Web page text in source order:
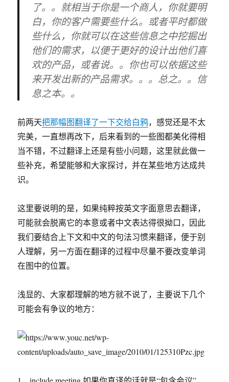
描
述
了。。就相当于你是一个商人，你就要明
白，你的客户需要些什么。或者平时都做
些什么，你就可以在这些信息之中挖掘出
他们的需求，以便于更好的设计出他们喜
欢的产品，或者说。。你也可以依据这些
来开发出新的产品需求。。。总之。。信
息之本。。
前两天把那幅图翻译了一下交给白鸦，感觉还是不太
完美，一直想再改下，后来看到的一些图都美化得相
当不错，不过翻译上还是有些小问题，这里就此做一
些补充，希望能够和大家探讨，并在某些地方达成共
识。
这里要说明的是，如果纯粹按英文字面意思去翻译，
可能就会脱离它的本意或者中文表达得很拗口，因此
我们要结合上下文和中文的句法习惯来翻译，便于别
人理解，另一方面在翻译的过程中尽量不要改变单词
在图中的位置。
浅显的、大家都理解的地方就不说了，主要说下几个
可能会有争议的地方：